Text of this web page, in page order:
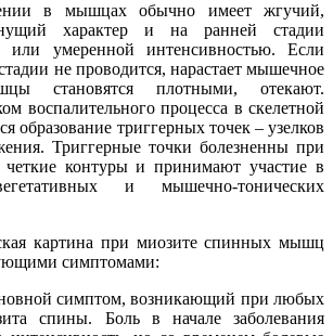
в мышцах обычно имеет жгучий,
характер и на ранней стадии
или умеренной интенсивностью. Если
не проводится, нарастает мышечное
становятся плотными, отекают.
воспалительного процесса в скелетной
образование триггерных точек – узелков
Триггерные точки болезненны при
контуры и принимают участие в
и мышечно-тонических
картина при миозите спинных мышц
симптомами:
симптом, возникающий при любых
спины. Боль в начале заболевания